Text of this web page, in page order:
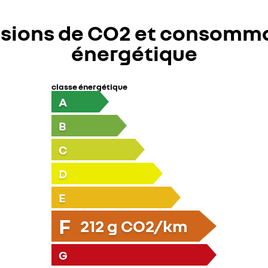
de CO2 et
énergétique
classe énergétique
A
B
C
D
E
F 212 g CO2/km
G